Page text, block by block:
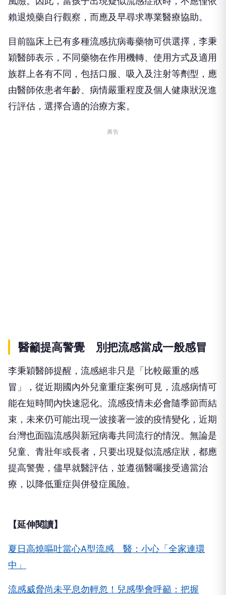
賴退燒藥自行觀察，而應及早尋求專業醫療協助。
目前臨床上已有多種流感抗病毒藥物可供選擇，李秉
穎醫師表示，不同藥物在作用機轉、使用方式及適用
族群上各有不同，包括口服、吸入及注射等劑型，應
由醫師依患者年齡、病情嚴重程度及個人健康狀況進
行評估，選擇合適的治療方案。
廣告
醫籲提高警覺 別把流感當成一般感冒
李秉穎醫師提醒，流感絕非只是「比較嚴重的感
冒」，從近期國內外兒童重症案例可見，流感病情可
能在短時間內快速惡化。流感疫情未必會隨季節而結
束，未來仍可能出現一波接著一波的疫情變化，近期
台灣也面臨流感與新冠病毒共同流行的情況。無論是
兒童、青壯年或長者，只要出現疑似流感症狀，都應
提高警覺，儘早就醫評估，並遵循醫囑接受適當治
療，以降低重症與併發症風險。
【延伸閱讀】
夏日高燒嘔吐當心A型流感 醫：小心「全家連環
中」
流感威脅尚未平息勿輕忽！兒感學會呼籲：把握